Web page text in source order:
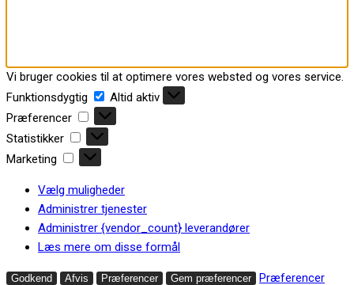
Vi bruger cookies til at optimere vores websted og vores service.
Funktionsdygtig
Funktionsdygtig
Altid aktiv
Præferencer
Præferencer
Statistikker
Statistikker
Marketing
Marketing
Vælg muligheder
Administrer tjenester
Administrer {vendor_count} leverandører
Læs mere om disse formål
Godkend Afvis Præferencer Gem præferencer Præferencer